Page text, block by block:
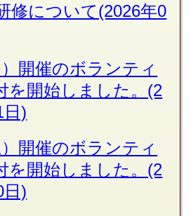
修について(2026年0
開催のボランティ
を開始しました。(2
日)
開催のボランティ
を開始しました。(2
日)